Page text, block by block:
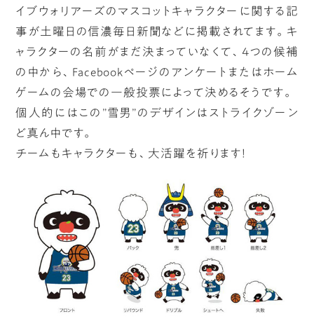
イブウォリアーズのマスコットキャラクターに関する記
事が土曜日の信濃毎日新聞などに掲載されてます。キ
ャラクターの名前がまだ決まっていなくて、4つの候補
の中から、Facebookページのアンケートまたはホーム
ゲームの会場での一般投票によって決めるそうです。
個人的にはこの”雪男”のデザインはストライクゾーン
ど真ん中です。
チームもキャラクターも、大活躍を祈ります！